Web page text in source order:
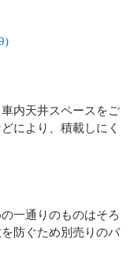
内天井スペースをご
により、積載しにく
一通りのものはそろ
防ぐため別売りのバ